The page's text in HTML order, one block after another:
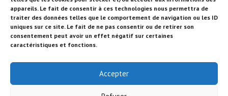
appareils. Le fait de consentir à ces technologies nous permettra de
traiter des données telles que le comportement de navigation ou les ID
uniques sur ce site. Le fait de ne pas consentir ou de retirer son
consentement peut avoir un effet négatif sur certaines
caractéristiques et fonctions.
Accepter
Animations hôtellerie
Animations anniversaires
Collectivités, centres de loisirs et jeunesse
Séminaires team building